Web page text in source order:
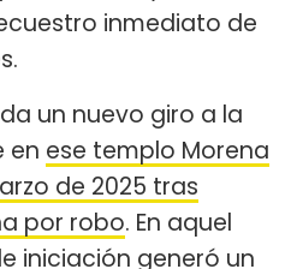
inmediato de
un nuevo giro a la
en ese templo Morena
de 2025 tras
por robo. En aquel
iniciación generó un